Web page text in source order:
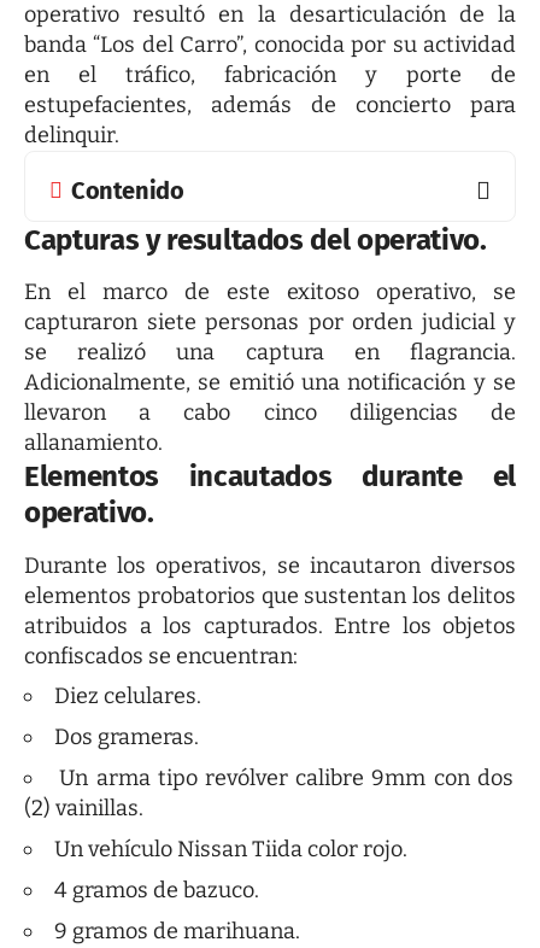
operativo resultó en la desarticulación de la
banda “Los del Carro”, conocida por su actividad
en el tráfico, fabricación y porte de
estupefacientes, además de concierto para
delinquir.
Contenido
Capturas y resultados del operativo.
En el marco de este exitoso operativo, se
capturaron siete personas por orden judicial y
se realizó una captura en flagrancia.
Adicionalmente, se emitió una notificación y se
llevaron a cabo cinco diligencias de
allanamiento.
Elementos incautados durante el
operativo.
Durante los operativos, se incautaron diversos
elementos probatorios que sustentan los delitos
atribuidos a los capturados. Entre los objetos
confiscados se encuentran:
Diez celulares.
Dos grameras.
Un arma tipo revólver calibre 9mm con dos
(2) vainillas.
Un vehículo Nissan Tiida color rojo.
4 gramos de bazuco.
9 gramos de marihuana.